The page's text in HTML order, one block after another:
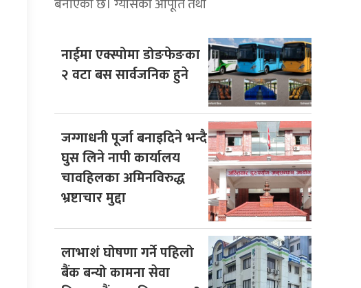
नाईमा एक्स्पोमा डोङफेङका
२ वटा बस सार्वजनिक हुने
जग्गाधनी पूर्जा बनाइदिने भन्दै
घुस लिने नापी कार्यालय
चावहिलका अमिनविरुद्ध
भ्रष्टाचार मुद्दा
लाभाशं घोषणा गर्ने पहिलो
बैंक बन्यो कामना सेवा